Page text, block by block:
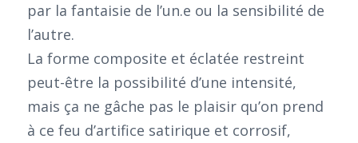
par la fantaisie de l’un.e ou la sensibilité de
l’autre.
La forme composite et éclatée restreint
peut-être la possibilité d’une intensité,
mais ça ne gâche pas le plaisir qu’on prend
à ce feu d’artifice satirique et corrosif,